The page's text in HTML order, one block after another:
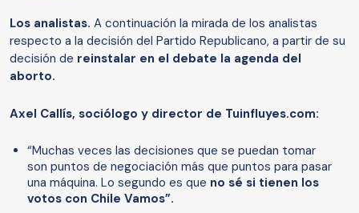
Los analistas. A continuación la mirada de los analistas
respecto a la decisión del Partido Republicano, a partir de su
decisión de reinstalar en el debate la agenda del
aborto.
Axel Callís, sociólogo y director de Tuinfluyes.com:
“Muchas veces las decisiones que se puedan tomar
son puntos de negociación más que puntos para pasar
una máquina. Lo segundo es que no sé si tienen los
votos con Chile Vamos”.